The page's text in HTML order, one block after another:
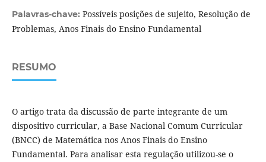
Palavras-chave: Possíveis posições de sujeito, Resolução de
Problemas, Anos Finais do Ensino Fundamental
RESUMO
O artigo trata da discussão de parte integrante de um
dispositivo curricular, a Base Nacional Comum Curricular
(BNCC) de Matemática nos Anos Finais do Ensino
Fundamental. Para analisar esta regulação utilizou-se o